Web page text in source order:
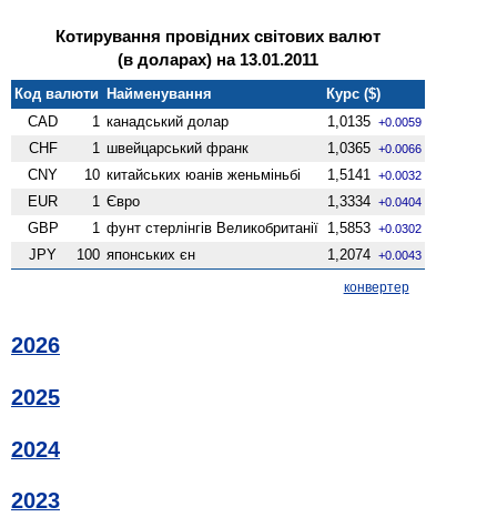
Котирування провідних світових валют
(в доларах) на 13.01.2011
Код валюти Найменування
Курс ($)
CAD
1 канадський долар 1,0135 +0.0059
CHF 1 швейцарський франк 1,0365 +0.0066
CNY 10 китайських юанів женьмiньбi 1,5141 +0.0032
EUR 1 Євро 1,3334 +0.0404
GBP 1 фунт стерлінгів Велико­британії 1,5853 +0.0302
JPY 100 японських єн 1,2074 +0.0043
конвертер
2026
2025
2024
2023